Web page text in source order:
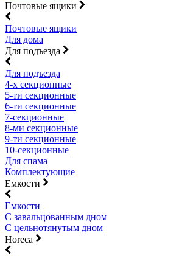
Почтовые ящики
Почтовые ящики
Для дома
Для подъезда
Для подъезда
4-х секционные
5-ти секционные
6-ти секционные
7-секционные
8-ми секционные
9-ти секционные
10-секционные
Для спама
Комплектующие
Емкости
Емкости
С завальцованным дном
С цельнотянутым дном
Horeca